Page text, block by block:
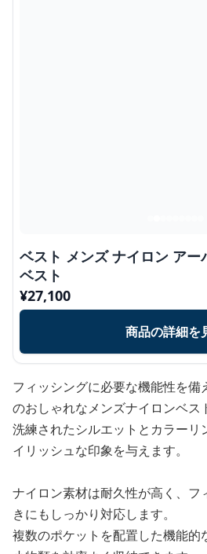
ベスト メンズ ナイロン アー
ベスト
¥27,100
商品の詳細を
フィッシングに必要な機能性を備
のおしゃれなメンズナイロンベス
洗練されたシルエットとカラーリ
イリッシュな印象を与えます。
ナイロン素材は耐久性が高く、フ
きにもしっかり対応します。
複数のポケットを配置した機能的